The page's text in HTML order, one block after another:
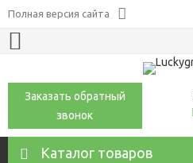
Полная версия сайта
Заказать обратный
звонок
Каталог товаров